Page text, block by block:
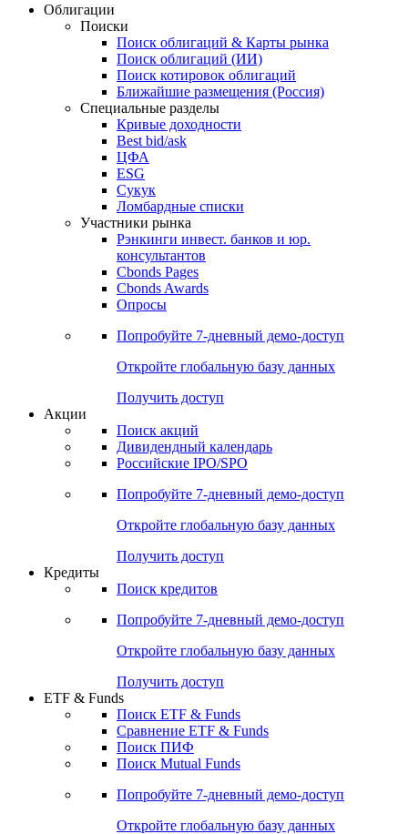
Облигации
Поиски
Поиск облигаций & Карты рынка
Поиск облигаций (ИИ)
Поиск котировок облигаций
Ближайшие размещения (Россия)
Специальные разделы
Кривые доходности
Best bid/ask
ЦФА
ESG
Сукук
Ломбардные списки
Участники рынка
Рэнкинги инвест. банков и юр.
консультантов
Cbonds Pages
Cbonds Awards
Опросы
Попробуйте 7-дневный демо-доступ
Откройте глобальную базу данных
Получить доступ
Акции
Поиск акций
Дивидендный календарь
Российские IPO/SPO
Попробуйте 7-дневный демо-доступ
Откройте глобальную базу данных
Получить доступ
Кредиты
Поиск кредитов
Попробуйте 7-дневный демо-доступ
Откройте глобальную базу данных
Получить доступ
ETF & Funds
Поиск ETF & Funds
Сравнение ETF & Funds
Поиск ПИФ
Поиск Mutual Funds
Попробуйте 7-дневный демо-доступ
Откройте глобальную базу данных